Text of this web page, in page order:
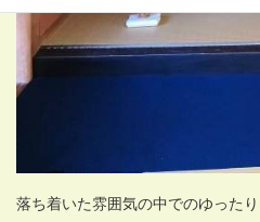
落ち着いた雰囲気の中でのゆった